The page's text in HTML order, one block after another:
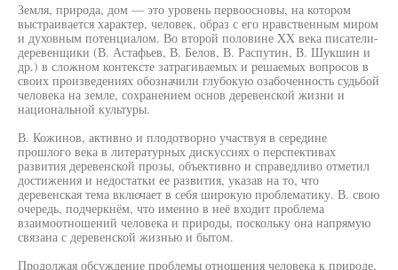
Земля, природа, дом — это уровень первоосновы, на котором
выстраивается характер, человек, образ с его нравственным миром
и духовным потенциалом. Во второй половине XX века писатели-
деревенщики (В. Астафьев, В. Белов, В. Распутин, В. Шукшин и
др.) в сложном контексте затрагиваемых и решаемых вопросов в
своих произведениях обозначили глубокую озабоченность судьбой
человека на земле, сохранением основ деревенской жизни и
национальной культуры.
В. Кожинов, активно и плодотворно участвуя в середине
прошлого века в литературных дискуссиях о перспективах
развития деревенской прозы, объективно и справедливо отметил
достижения и недостатки ее развития, указав на то, что
деревенская тема включает в себя широкую проблематику. В. свою
очередь, подчеркнём, что именно в неё входит проблема
взаимоотношений человека и природы, поскольку она напрямую
связана с деревенской жизнью и бытом.
Продолжая обсуждение проблемы отношения человека к природе,